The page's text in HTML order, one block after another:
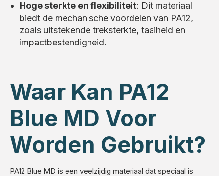
Hoge sterkte en flexibiliteit: Dit materiaal
biedt de mechanische voordelen van PA12,
zoals uitstekende treksterkte, taaiheid en
impactbestendigheid.
Waar Kan PA12
Blue MD Voor
Worden Gebruikt?
PA12 Blue MD is een veelzijdig materiaal dat speciaal is